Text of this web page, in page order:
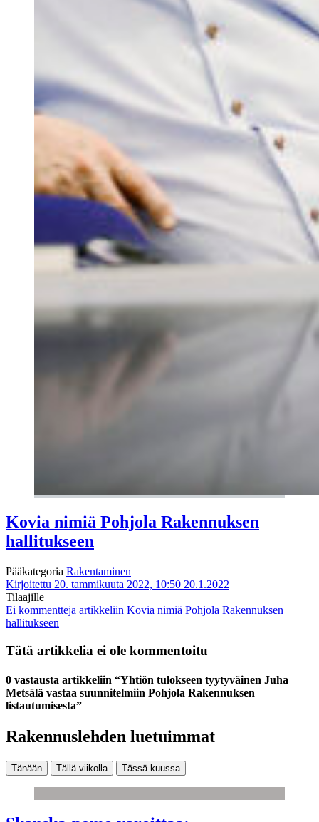
Kovia nimiä Pohjola Rakennuksen
hallitukseen
Pääkategoria Rakentaminen
Kirjoitettu 20. tammikuuta 2022, 10:50 20.1.2022
Tilaajille
Ei kommentteja artikkeliin Kovia nimiä Pohjola Rakennuksen
hallitukseen
Tätä artikkelia ei ole kommentoitu
0 vastausta artikkeliin “Yhtiön tulokseen tyytyväinen Juha
Metsälä vastaa suunnitelmiin Pohjola Rakennuksen
listautumisesta”
Rakennuslehden luetuimmat
Tänään Tällä viikolla Tässä kuussa